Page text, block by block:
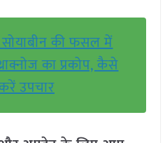
सोयाबीन की फसल में
का प्रकोप, कैसे
उपचार